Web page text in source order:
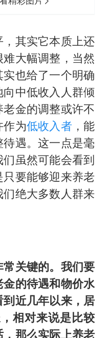
其实它本质上还
大幅调整，当然
也给了一个明确
中低收入人群倾
金的调整或许不
为低收入者 ，能
遇。这一点是毫
虽然可能会看到
要能够迎来养老
绝大多数人群来
关键的。我们要
的待遇和物价水
近几年以来，居
相对来说是比较
那么实际上养老